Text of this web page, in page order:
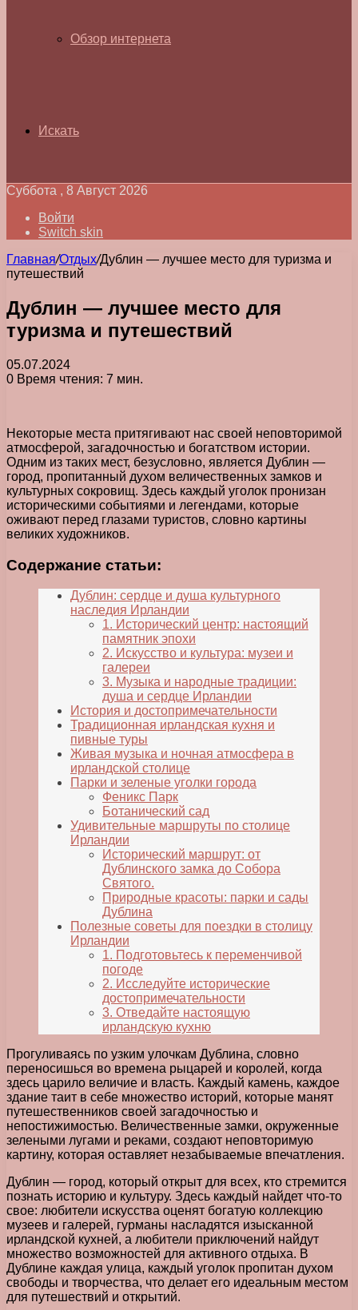
Обзор интернета
Искать
Суббота , 8 Август 2026
Войти
Switch skin
Главная/Отдых/Дублин — лучшее место для туризма и
путешествий
Дублин — лучшее место для
туризма и путешествий
05.07.2024
0 Время чтения: 7 мин.
Некоторые места притягивают нас своей неповторимой
атмосферой, загадочностью и богатством истории.
Одним из таких мест, безусловно, является Дублин —
город, пропитанный духом величественных замков и
культурных сокровищ. Здесь каждый уголок пронизан
историческими событиями и легендами, которые
оживают перед глазами туристов, словно картины
великих художников.
Содержание статьи:
Дублин: сердце и душа культурного
наследия Ирландии
1. Исторический центр: настоящий
памятник эпохи
2. Искусство и культура: музеи и
галереи
3. Музыка и народные традиции:
душа и сердце Ирландии
История и достопримечательности
Традиционная ирландская кухня и
пивные туры
Живая музыка и ночная атмосфера в
ирландской столице
Парки и зеленые уголки города
Феникс Парк
Ботанический сад
Удивительные маршруты по столице
Ирландии
Исторический маршрут: от
Дублинского замка до Собора
Святого.
Природные красоты: парки и сады
Дублина
Полезные советы для поездки в столицу
Ирландии
1. Подготовьтесь к переменчивой
погоде
2. Исследуйте исторические
достопримечательности
3. Отведайте настоящую
ирландскую кухню
Прогуливаясь по узким улочкам Дублина, словно
переносишься во времена рыцарей и королей, когда
здесь царило величие и власть. Каждый камень, каждое
здание таит в себе множество историй, которые манят
путешественников своей загадочностью и
непостижимостью. Величественные замки, окруженные
зелеными лугами и реками, создают неповторимую
картину, которая оставляет незабываемые впечатления.
Дублин — город, который открыт для всех, кто стремится
познать историю и культуру. Здесь каждый найдет что-то
свое: любители искусства оценят богатую коллекцию
музеев и галерей, гурманы насладятся изысканной
ирландской кухней, а любители приключений найдут
множество возможностей для активного отдыха. В
Дублине каждая улица, каждый уголок пропитан духом
свободы и творчества, что делает его идеальным местом
для путешествий и открытий.